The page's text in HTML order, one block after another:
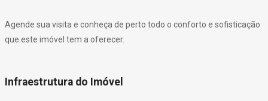
Agende sua visita e conheça de perto todo o conforto e sofisticação
que este imóvel tem a oferecer.
Infraestrutura do Imóvel